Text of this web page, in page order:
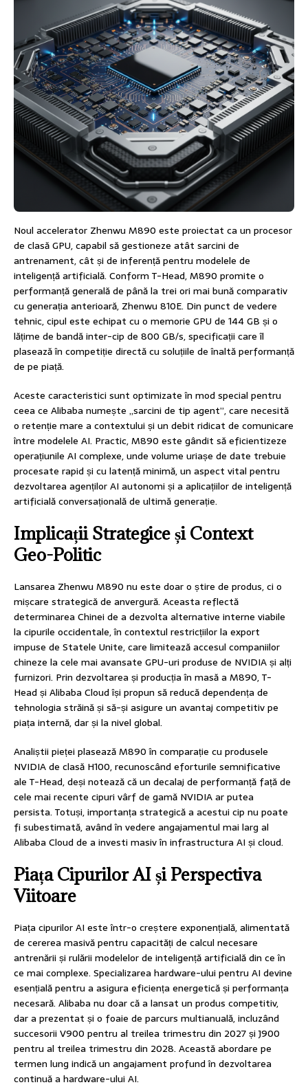
Noul accelerator Zhenwu M890 este proiectat ca un procesor
de clasă GPU, capabil să gestioneze atât sarcini de
antrenament, cât și de inferență pentru modelele de
inteligență artificială. Conform T-Head, M890 promite o
performanță generală de până la trei ori mai bună comparativ
cu generația anterioară, Zhenwu 810E. Din punct de vedere
tehnic, cipul este echipat cu o memorie GPU de 144 GB și o
lățime de bandă inter-cip de 800 GB/s, specificații care îl
plasează în competiție directă cu soluțiile de înaltă performanță
de pe piață.
Aceste caracteristici sunt optimizate în mod special pentru
ceea ce Alibaba numește „sarcini de tip agent”, care necesită
o retenție mare a contextului și un debit ridicat de comunicare
între modelele AI. Practic, M890 este gândit să eficientizeze
operațiunile AI complexe, unde volume uriașe de date trebuie
procesate rapid și cu latență minimă, un aspect vital pentru
dezvoltarea agenților AI autonomi și a aplicațiilor de inteligență
artificială conversațională de ultimă generație.
Implicații Strategice și Context
Geo-Politic
Lansarea Zhenwu M890 nu este doar o știre de produs, ci o
mișcare strategică de anvergură. Aceasta reflectă
determinarea Chinei de a dezvolta alternative interne viabile
la cipurile occidentale, în contextul restricțiilor la export
impuse de Statele Unite, care limitează accesul companiilor
chineze la cele mai avansate GPU-uri produse de NVIDIA și alți
furnizori. Prin dezvoltarea și producția în masă a M890, T-
Head și Alibaba Cloud își propun să reducă dependența de
tehnologia străină și să-și asigure un avantaj competitiv pe
piața internă, dar și la nivel global.
Analiștii pieței plasează M890 în comparație cu produsele
NVIDIA de clasă H100, recunoscând eforturile semnificative
ale T-Head, deși notează că un decalaj de performanță față de
cele mai recente cipuri vârf de gamă NVIDIA ar putea
persista. Totuși, importanța strategică a acestui cip nu poate
fi subestimată, având în vedere angajamentul mai larg al
Alibaba Cloud de a investi masiv în infrastructura AI și cloud.
Piața Cipurilor AI și Perspectiva
Viitoare
Piața cipurilor AI este într-o creștere exponențială, alimentată
de cererea masivă pentru capacități de calcul necesare
antrenării și rulării modelelor de inteligență artificială din ce în
ce mai complexe. Specializarea hardware-ului pentru AI devine
esențială pentru a asigura eficiența energetică și performanța
necesară. Alibaba nu doar că a lansat un produs competitiv,
dar a prezentat și o foaie de parcurs multianuală, incluzând
succesorii V900 pentru al treilea trimestru din 2027 și J900
pentru al treilea trimestru din 2028. Această abordare pe
termen lung indică un angajament profund în dezvoltarea
continuă a hardware-ului AI.